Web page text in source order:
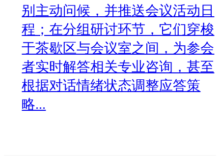
别主动问候，并推送会议活动日
程；在分组研讨环节，它们穿梭
于茶歇区与会议室之间，为参会
者实时解答相关专业咨询，甚至
根据对话情绪状态调整应答策
略...